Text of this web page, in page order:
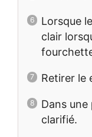
Lorsque
clair
Retirer le
Dans une
clarifié.